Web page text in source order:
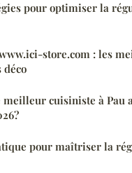
pour optimiser la
store.com : les
déco
cuisiniste à Pau
pour maîtriser la